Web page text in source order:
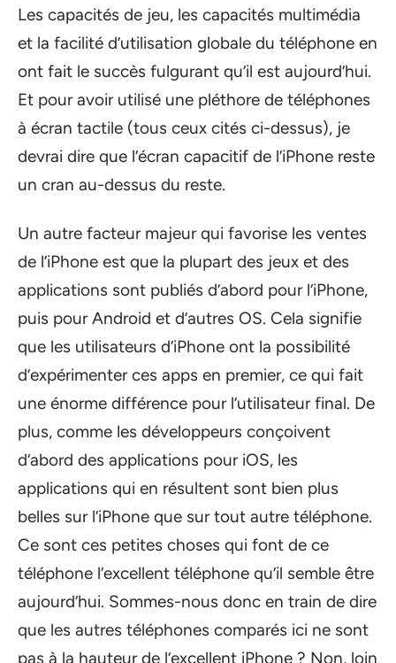
Les capacités de jeu, les capacités multimédia
et la facilité d’utilisation globale du téléphone en
ont fait le succès fulgurant qu’il est aujourd’hui.
Et pour avoir utilisé une pléthore de téléphones
à écran tactile (tous ceux cités ci-dessus), je
devrai dire que l’écran capacitif de l’iPhone reste
un cran au-dessus du reste.
Un autre facteur majeur qui favorise les ventes
de l’iPhone est que la plupart des jeux et des
applications sont publiés d’abord pour l’iPhone,
puis pour Android et d’autres OS. Cela signifie
que les utilisateurs d’iPhone ont la possibilité
d’expérimenter ces apps en premier, ce qui fait
une énorme différence pour l’utilisateur final. De
plus, comme les développeurs conçoivent
d’abord des applications pour iOS, les
applications qui en résultent sont bien plus
belles sur l’iPhone que sur tout autre téléphone.
Ce sont ces petites choses qui font de ce
téléphone l’excellent téléphone qu’il semble être
aujourd’hui. Sommes-nous donc en train de dire
que les autres téléphones comparés ici ne sont
pas à la hauteur de l’excellent iPhone ? Non, loin